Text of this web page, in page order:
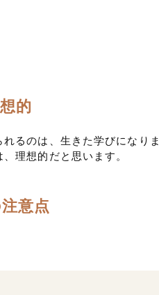
的
るのは、生きた学びになりま
理想的だと思います。
意点